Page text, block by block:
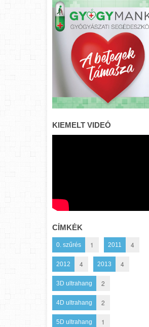
KIEMELT VIDEÓ
CÍMKÉK
0. szűrés 1 2011 4
2012 4 2013 4
3D ultrahang 2
4D ultrahang 2
5D ultrahang 1